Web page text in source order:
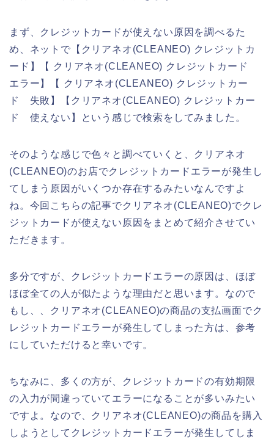
まず、クレジットカードが使えない原因を調べるた
め、ネットで【クリアネオ(CLEANEO) クレジットカ
ード】【 クリアネオ(CLEANEO) クレジットカード
エラー】【 クリアネオ(CLEANEO) クレジットカー
ド 失敗】【クリアネオ(CLEANEO) クレジットカー
ド 使えない】という感じで検索をしてみました。
そのような感じで色々と調べていくと、クリアネオ
(CLEANEO)のお店でクレジットカードエラーが発生し
てしまう原因がいくつか存在するみたいなんですよ
ね。今回こちらの記事でクリアネオ(CLEANEO)でクレ
ジットカードが使えない原因をまとめて紹介させてい
ただきます。
多分ですが、クレジットカードエラーの原因は、ほぼ
ほぼ全ての人が似たような理由だと思います。なので
もし、、クリアネオ(CLEANEO)の商品の支払画面でク
レジットカードエラーが発生してしまった方は、参考
にしていただけると幸いです。
ちなみに、多くの方が、クレジットカードの有効期限
の入力が間違っていてエラーになることが多いみたい
ですよ。なので、クリアネオ(CLEANEO)の商品を購入
しようとしてクレジットカードエラーが発生してしま